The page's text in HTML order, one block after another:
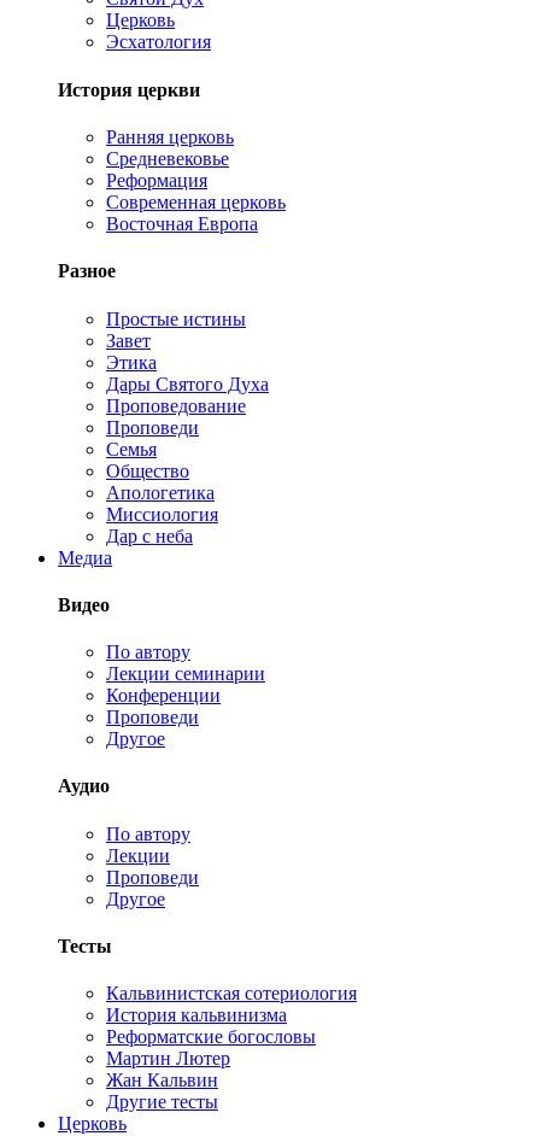
Церковь
Эсхатология
История церкви
Ранняя церковь
Средневековье
Реформация
Современная церковь
Восточная Европа
Разное
Простые истины
Завет
Этика
Дары Святого Духа
Проповедование
Проповеди
Семья
Общество
Апологетика
Миссиология
Дар с неба
Медиа
Видео
По автору
Лекции семинарии
Конференции
Проповеди
Другое
Аудио
По автору
Лекции
Проповеди
Другое
Тесты
Кальвинистская сотериология
История кальвинизма
Реформатские богословы
Мартин Лютер
Жан Кальвин
Другие тесты
Церковь